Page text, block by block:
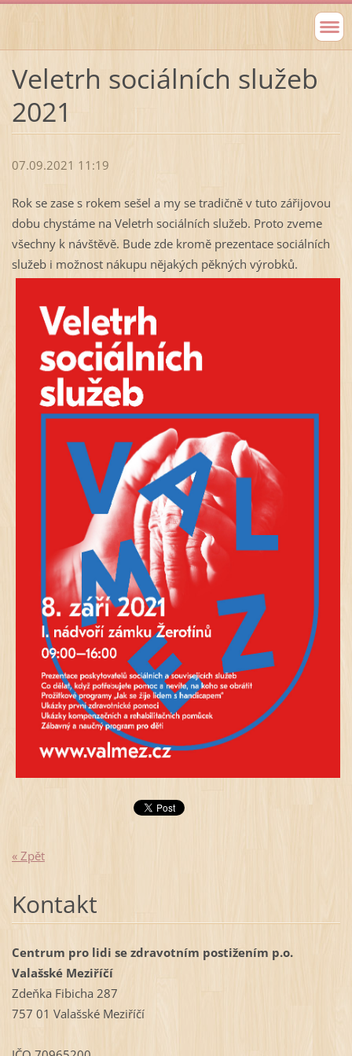
Veletrh sociálních služeb
2021
07.09.2021 11:19
Rok se zase s rokem sešel a my se tradičně v tuto zářijovou
dobu chystáme na Veletrh sociálních služeb. Proto zveme
všechny k návštěvě. Bude zde kromě prezentace sociálních
služeb i možnost nákupu nějakých pěkných výrobků.
« Zpět
Kontakt
Centrum pro lidi se zdravotním postižením p.o.
Valašské Meziříčí
Zdeňka Fibicha 287
757 01 Valašské Meziříčí